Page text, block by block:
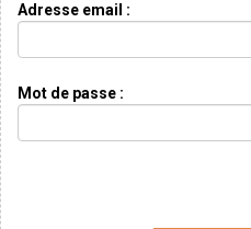
Adresse email :
Mot de passe :